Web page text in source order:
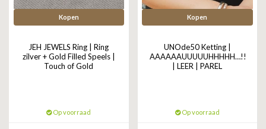
Kopen
JEH JEWELS Ring | Ring
zilver + Gold Filled Speels |
Touch of Gold
Op voorraad
Kopen
UNOde50 Ketting |
AAAAAAUUUUUHHHHH…!!!
| LEER | PAREL
Op voorraad